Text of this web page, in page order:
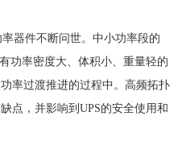
器件不断问世。中小功率段的
功率密度大、体积小、重量轻的
率过渡推进的过程中。高频拓扑
点，并影响到UPS的安全使用和